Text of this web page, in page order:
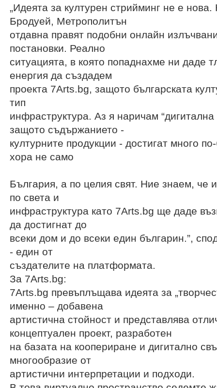
„Идеята за културен стрийминг не е нова.
Бродуей, Метрополитън
отдавна правят подобни онлайн
постановки. Реално
ситуацията, в която попаднахме ни даде
енергия да създадем
проекта 7Arts.bg, защото българската
тип
инфраструктура. Аз я наричам
защото съдържанието -
културните продукции - достигат много
хора не само
България, а по целия свят. Ние знаем, че
по света и
инфраструктура като 7Arts.bg ще даде
да достигнат до
всеки дом и до всеки един българин.”,
- един от
създателите на платформата.
За 7Arts.bg:
7Arts.bg превъплъщава идеята за
именно – добавена
артистична стойност и представлява
концептуален проект, разработен
на базата на коопериране и дигитално
многообразие от
артистични интерпретации и подходи.